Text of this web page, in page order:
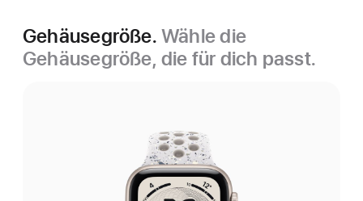
Gehäusegröße.Wähle die
Gehäusegröße, die für dich passt.